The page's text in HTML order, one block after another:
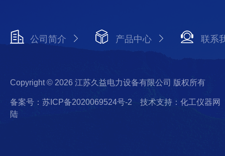
公司简介 产品中心 联系
Copyright © 2026 江苏久益电力设备有限公司 版权所有
备案号：苏ICP备2020069524号-2
技术支持：化工仪器网
陆